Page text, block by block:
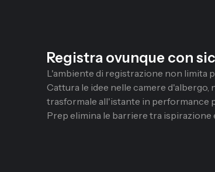
Registra ovunque con
L'ambiente di registrazione non limita
Cattura le idee nelle camere d'albergo,
trasformale all'istante in performance
Prep elimina le barriere tra ispirazione